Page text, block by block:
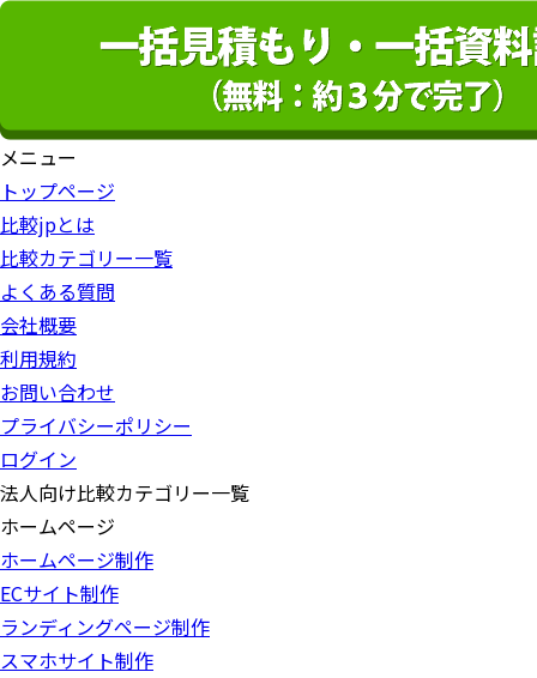
メニュー
トップページ
比較jpとは
比較カテゴリー一覧
よくある質問
会社概要
利用規約
お問い合わせ
プライバシーポリシー
ログイン
法人向け比較カテゴリー一覧
ホームページ
ホームページ制作
ECサイト制作
ランディングページ制作
スマホサイト制作